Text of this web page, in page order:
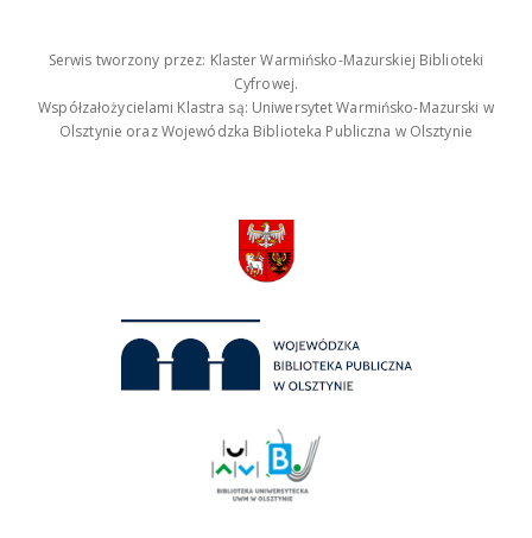
Serwis tworzony przez: Klaster Warmińsko-Mazurskiej Biblioteki
Cyfrowej.
Współzałożycielami Klastra są: Uniwersytet Warmińsko-Mazurski w
Olsztynie oraz Wojewódzka Biblioteka Publiczna w Olsztynie